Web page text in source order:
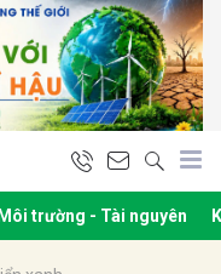
Môi trường - Tài nguyên